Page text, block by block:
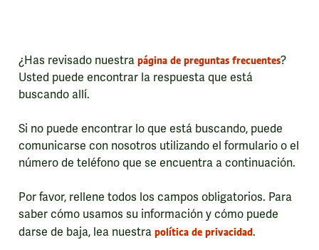
¿Has revisado nuestra página de preguntas frecuentes?
Usted puede encontrar la respuesta que está
buscando allí.
Si no puede encontrar lo que está buscando, puede
comunicarse con nosotros utilizando el formulario o el
número de teléfono que se encuentra a continuación.
Por favor, rellene todos los campos obligatorios. Para
saber cómo usamos su información y cómo puede
darse de baja, lea nuestra política de privacidad.